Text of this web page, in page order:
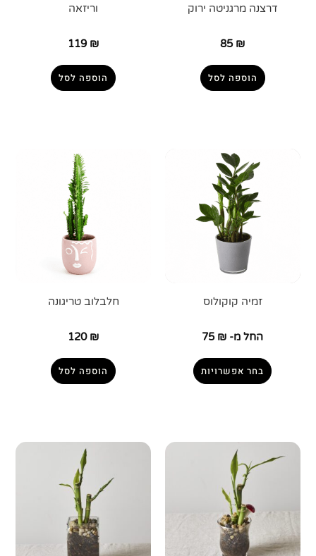
דרצנה מרגניטה ירוק
85 ₪
הוספה לסל
וריזאה
119 ₪
הוספה לסל
זמיה קוקולוס
החל מ- 75 ₪
בחר אפשרויות
חלבלוב טריגונה
120 ₪
הוספה לסל